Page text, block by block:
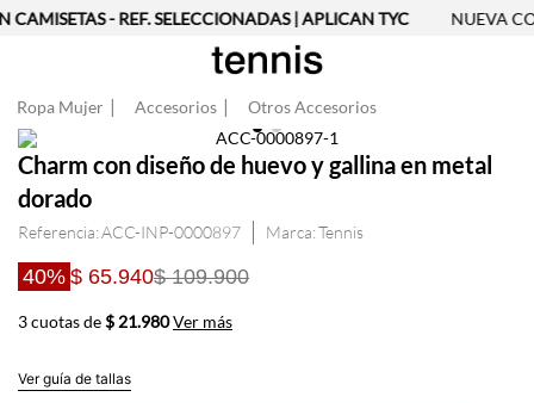
CAMISETAS - REF. SELECCIONADAS | APLICAN TYC NUEVA
Ropa Mujer Accesorios Otros Accesorios
Charm con diseño de huevo y gallina en metal
dorado
Referencia:ACC-INP-0000897 Tennis
40% $ 65.940$ 109.900
3 cuotas de$ 21.980Ver más
Ver guía de tallas